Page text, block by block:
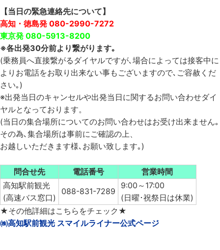
【当日の緊急連絡先について】
高知・徳島発 080-2990-7272
東京発 080-5913-8200
※各出発30分前より繋がります｡
(乗務員へ直接繋がるダイヤルですが､場合によっては接客中に
よりお電話をお取り出来ない事もございますので､ご容赦くだ
さい｡)
※出発当日のキャンセルや出発当日に関するお問い合わせダイ
ヤルとなっております。
(当日の集合場所についてのお問い合わせはお受け出来ません｡
その為､集合場所は事前にご確認の上、
お越しいただきます様､お願い致します｡)
問合せ先 電話番号
営業時間
高知駅前観光
(高速バス窓口)
088-831-7289
9:00～17:00
(日曜･祝祭日は休業)
★その他詳細はこちらをチェック★
㈱高知駅前観光 スマイルライナー公式ページ